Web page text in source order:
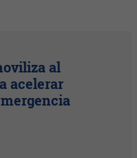
al
acelerar